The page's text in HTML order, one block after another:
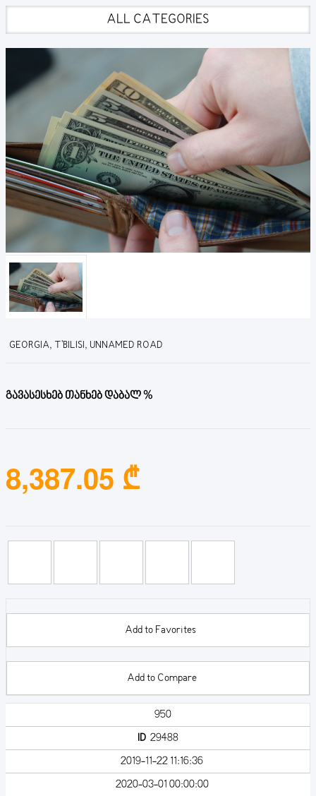
ALL CATEGORIES
GEORGIA, T'BILISI, UNNAMED ROAD
გავასესხებ თანხებ დაბალ %
8,387.05 ₾
Add to Favorites
Add to Compare
950
ID29488
2019-11-22 11:16:36
2020-03-01 00:00:00